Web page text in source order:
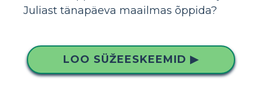
Juliast tänapäeva maailmas õppida?
LOO SÜŽEESKEEMID ▶